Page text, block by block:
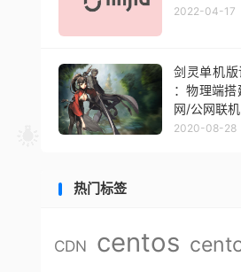
2022-04-17
剑灵单机
：物理端
网/公网联机
2020-08-28
热门标签
CDN centos